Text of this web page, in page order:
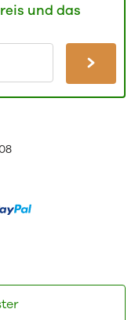
und das